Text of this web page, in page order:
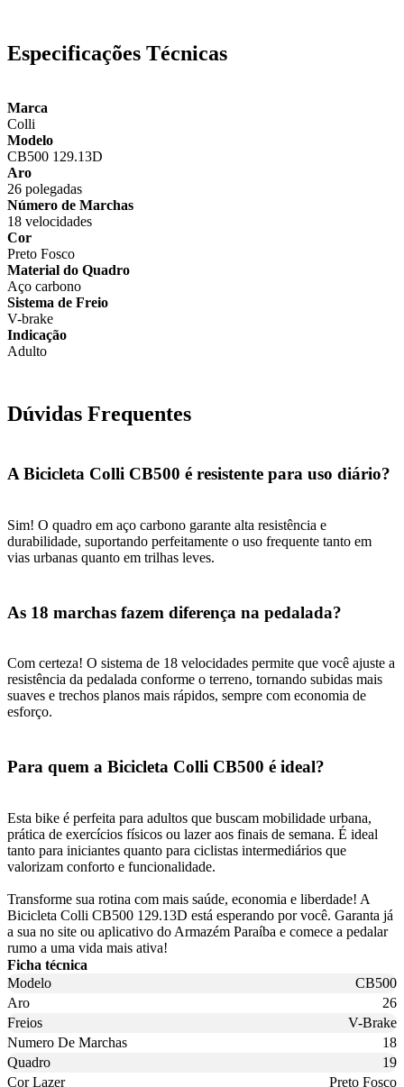
Especificações Técnicas
Marca
Colli
Modelo
CB500 129.13D
Aro
26 polegadas
Número de Marchas
18 velocidades
Cor
Preto Fosco
Material do Quadro
Aço carbono
Sistema de Freio
V-brake
Indicação
Adulto
Dúvidas Frequentes
A Bicicleta Colli CB500 é resistente para uso diário?
Sim! O quadro em aço carbono garante alta resistência e
durabilidade, suportando perfeitamente o uso frequente tanto em
vias urbanas quanto em trilhas leves.
As 18 marchas fazem diferença na pedalada?
Com certeza! O sistema de 18 velocidades permite que você ajuste a
resistência da pedalada conforme o terreno, tornando subidas mais
suaves e trechos planos mais rápidos, sempre com economia de
esforço.
Para quem a Bicicleta Colli CB500 é ideal?
Esta bike é perfeita para adultos que buscam mobilidade urbana,
prática de exercícios físicos ou lazer aos finais de semana. É ideal
tanto para iniciantes quanto para ciclistas intermediários que
valorizam conforto e funcionalidade.
Transforme sua rotina com mais saúde, economia e liberdade! A
Bicicleta Colli CB500 129.13D está esperando por você. Garanta já
a sua no site ou aplicativo do Armazém Paraíba e comece a pedalar
rumo a uma vida mais ativa!
Ficha técnica
Modelo
CB500
Aro
26
Freios
V-Brake
Numero De Marchas
18
Quadro
19
Cor Lazer
Preto Fosco